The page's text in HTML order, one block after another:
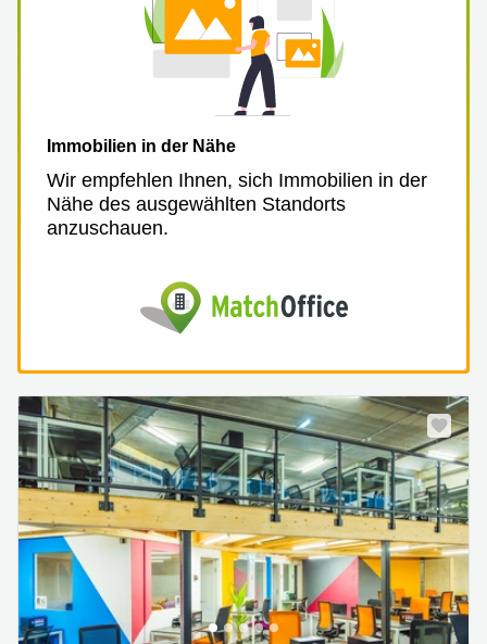
Immobilien in der Nähe
Wir empfehlen Ihnen, sich Immobilien in der
Nähe des ausgewählten Standorts
anzuschauen.